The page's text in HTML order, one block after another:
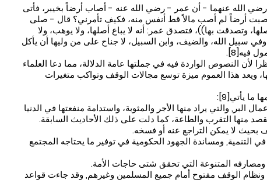
الله عنهما - أن عمر - رضي الله عنه - أصاب أرضاً بخيبر، فأتى
أرضاً لم أصب مالاً قط أنفس منه، فكيف تأمرني؟ قال - صلى
وتصدقت بها))، فتصدق عمر: أنه لا يباع أصلها، ولا يوهب، ولا
سبيل الله، والضيف، وابن السبيل، لا جناح على من وليها أن يأكل
فيه[8].
لأن النصوص الواردة فيه في جملتها عامة الدلالة، مما دعا العلماء
ويعد هذا العموم ميزة توسع مجالات الوقف وتواكب متغيرات
يأتي[9]:
البر, والتي يراد منها الأجر والمثوبة، واستدامة منفعتها في الدنيا
منها التقرب والطاعة، كما دلت على ذلك الأحاديث السابقة.
التنمية, ومساندة الجهود الحكومية في توفير ما يحتاجه المجتمع
ونظام الوقف مفتوح أمام جميع المسلمين وغيرهم, وقد جاءت قواعد